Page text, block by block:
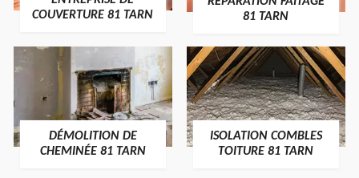
COUVERTURE 81 TARN
81 TARN
DÉMOLITION DE
CHEMINÉE 81 TARN
ISOLATION COMBLES
TOITURE 81 TARN